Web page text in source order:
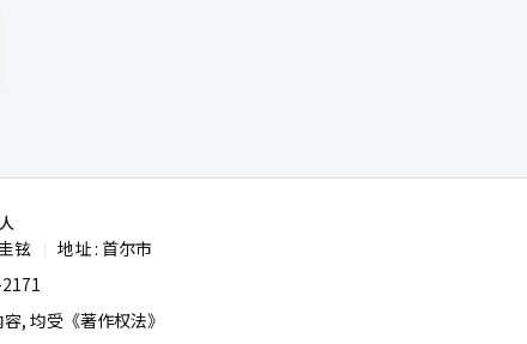
铉
地址 : 首尔市
, 均受《著作权法》